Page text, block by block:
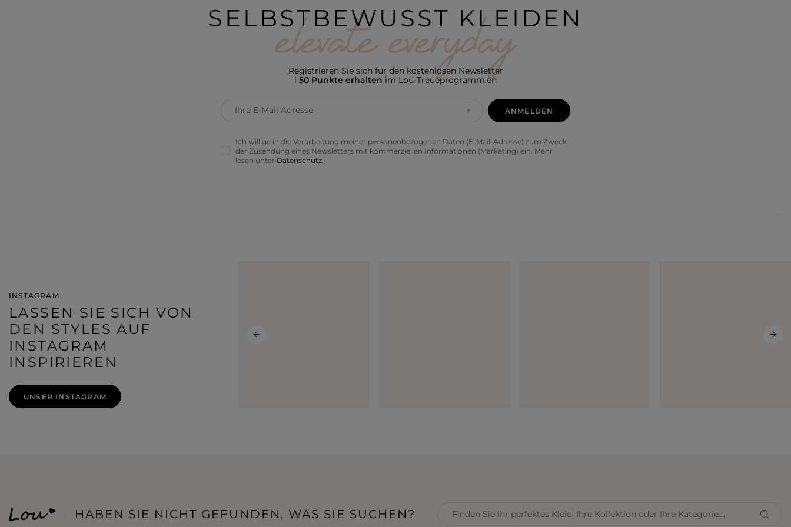
SELBSTBEWUSST KLEIDEN
Registrieren Sie sich für den kostenlosen Newsletter
i 50 Punkte erhalten im Lou-Treueprogramm.en
Ihre E-Mail Adresse
Ich willige in die Verarbeitung meiner personenbezogenen Daten (E-Mail-Adresse) zum Zweck
der Zusendung eines Newsletters mit kommerziellen Informationen (Marketing) ein. Mehr
lesen unter Datenschutz.
ANMELDEN
INSTAGRAM
LASSEN SIE SICH VON
DEN STYLES AUF
INSTAGRAM
INSPIRIEREN
UNSER INSTAGRAM
HABEN SIE NICHT GEFUNDEN, WAS SIE SUCHEN?